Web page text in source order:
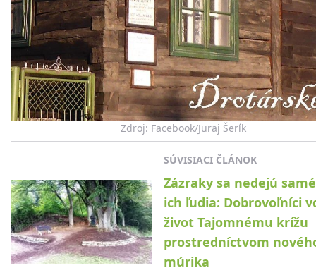
Zdroj: Facebook/Juraj Šerík
SÚVISIACI ČLÁNOK
Zázraky sa nedejú
ich ľudia: Dobrovoľníci
život Tajomnému krížu
prostredníctvom
múrika